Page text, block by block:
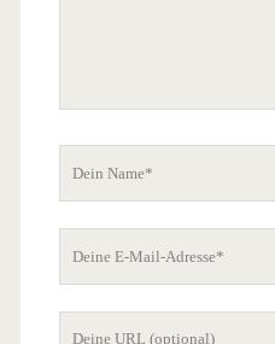
Adresse